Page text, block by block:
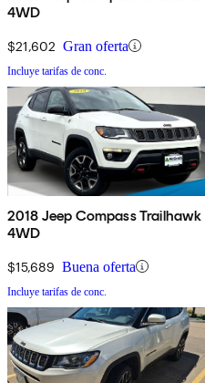
4WD
$21,602 Gran oferta
Incluye tarifas de conc.
2018 Jeep Compass Trailhawk
4WD
$15,689 Buena oferta
Incluye tarifas de conc.